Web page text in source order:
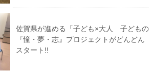
佐賀県が進める「子ども×大人 子どもの
『憧・夢・志』プロジェクトがどんどん
スタート!!